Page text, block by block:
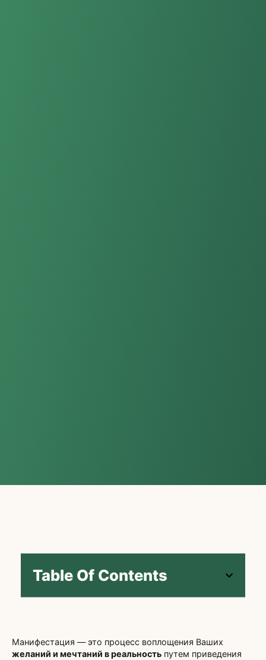
Table Of Contents
Манифестация — это процесс воплощения Ваших
желаний и мечтаний в реальность путем приведения